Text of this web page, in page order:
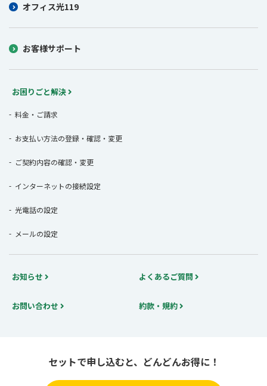
オフィス光119
お客様サポート
お困りごと解決
料金・ご請求
お支払い方法の登録・確認・変更
ご契約内容の確認・変更
インターネットの接続設定
光電話の設定
メールの設定
お知らせ よくあるご質問
お問い合わせ 約款・規約
セットで申し込むと、どんどんお得に！